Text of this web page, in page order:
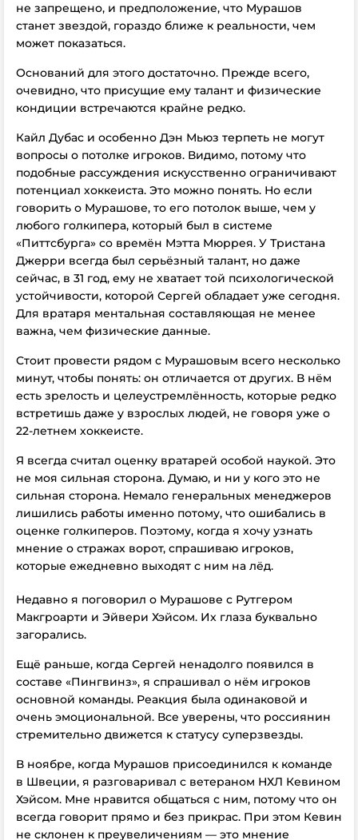
не запрещено, и предположение, что Мурашов
станет звездой, гораздо ближе к реальности, чем
может показаться.
Оснований для этого достаточно. Прежде всего,
очевидно, что присущие ему талант и физические
кондиции встречаются крайне редко.
Кайл Дубас и особенно Дэн Мьюз терпеть не могут
вопросы о потолке игроков. Видимо, потому что
подобные рассуждения искусственно ограничивают
потенциал хоккеиста. Это можно понять. Но если
говорить о Мурашове, то его потолок выше, чем у
любого голкипера, который был в системе
«Питтсбурга» со времён Мэтта Мюррея. У Тристана
Джерри всегда был серьёзный талант, но даже
сейчас, в 31 год, ему не хватает той психологической
устойчивости, которой Сергей обладает уже сегодня.
Для вратаря ментальная составляющая не менее
важна, чем физические данные.
Стоит провести рядом с Мурашовым всего несколько
минут, чтобы понять: он отличается от других. В нём
есть зрелость и целеустремлённость, которые редко
встретишь даже у взрослых людей, не говоря уже о
22-летнем хоккеисте.
Я всегда считал оценку вратарей особой наукой. Это
не моя сильная сторона. Думаю, и ни у кого это не
сильная сторона. Немало генеральных менеджеров
лишились работы именно потому, что ошибались в
оценке голкиперов. Поэтому, когда я хочу узнать
мнение о стражах ворот, спрашиваю игроков,
которые ежедневно выходят с ним на лёд.
Недавно я поговорил о Мурашове с Рутгером
Макгроарти и Эйвери Хэйсом. Их глаза буквально
загорались.
Ещё раньше, когда Сергей ненадолго появился в
составе «Пингвинз», я спрашивал о нём игроков
основной команды. Реакция была одинаковой и
очень эмоциональной. Все уверены, что россиянин
стремительно движется к статусу суперзвезды.
В ноябре, когда Мурашов присоединился к команде
в Швеции, я разговаривал с ветераном НХЛ Кевином
Хэйсом. Мне нравится общаться с ним, потому что он
всегда говорит прямо и без прикрас. При этом Кевин
не склонен к преувеличениям — это мнение